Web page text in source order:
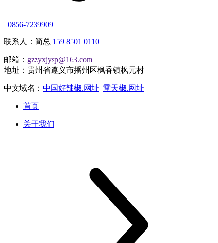
0856-7239909
联系人：简总 159 8501 0110
邮箱： gzzyxjysp@163.com
地址：贵州省遵义市播州区枫香镇枫元村
中文域名： 中国好辣椒.网址 雷天椒.网址
首页
关于我们